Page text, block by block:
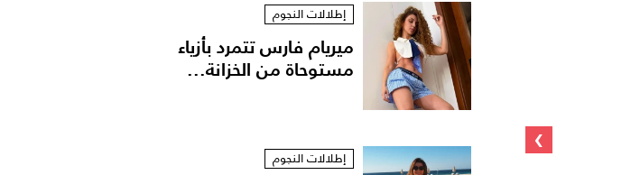
›
إطلالات النجوم
ميريام فارس تتمرد بأزياء
مستوحاة من الخزانة...
إطلالات النجوم